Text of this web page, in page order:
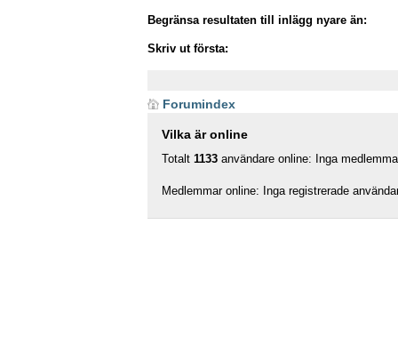
Begränsa resultaten till inlägg nyare än:
Skriv ut första:
Forumindex
Vilka är online
Totalt 1133 användare online: Inga
Medlemmar online: Inga registrerade